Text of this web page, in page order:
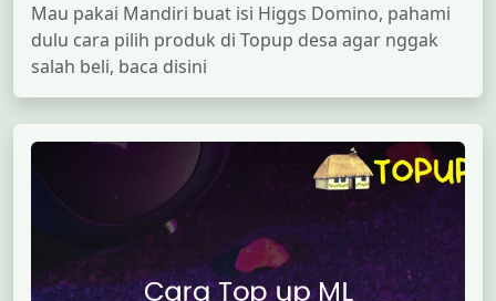
Mau pakai Mandiri buat isi Higgs Domino, pahami
dulu cara pilih produk di Topup desa agar nggak
salah beli, baca disini